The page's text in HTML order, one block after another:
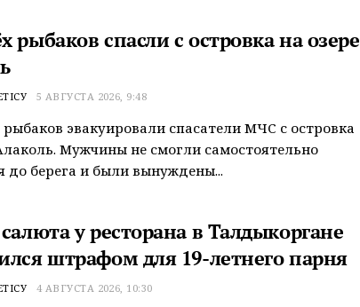
рыбаков спасли с островка на озере
5 АВГУСТА 2026, 9:48
эвакуировали спасатели МЧС с островка
Мужчины не смогли самостоятельно
до берега и были вынуждены...
у ресторана в Талдыкоргане
штрафом для 19-летнего парня
4 АВГУСТА 2026, 10:30